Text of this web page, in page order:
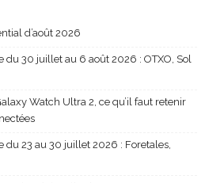
d’août 2026
du 30 juillet au 6 août 2026 : OTXO, Sol
Watch Ultra 2, ce qu’il faut retenir
du 23 au 30 juillet 2026 : Foretales,